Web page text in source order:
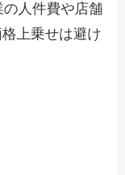
人件費や店舗
上乗せは避け